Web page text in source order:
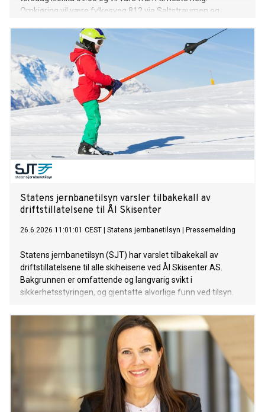
Omkjøring vil være fylkesveg 812 via Saltstraumen og
Statens jernbanetilsyn varsler tilbakekall av
driftstillatelsene til Ål Skisenter
26.6.2026 11:01:01 CEST Statens jernbanetilsyn Pressemelding
Statens jernbanetilsyn (SJT) har varslet tilbakekall av
driftstillatelsene til alle skiheisene ved Ål Skisenter AS.
Bakgrunnen er omfattende og langvarig svikt i
sikkerhetsstyringen, og gjentatte alvorlige funn ved tilsyn.